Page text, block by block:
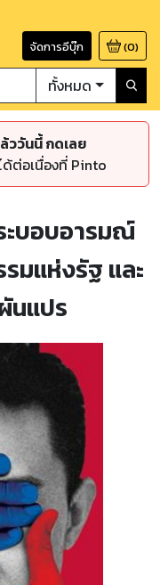
จัดการอีบุ๊ก (0)
ทั้งหมด
ววันนี้ กดเลย
ต่อเนื่องที่ Pinto
ะบอบอารมณ์
มแห่งรัฐ และ
นแปร